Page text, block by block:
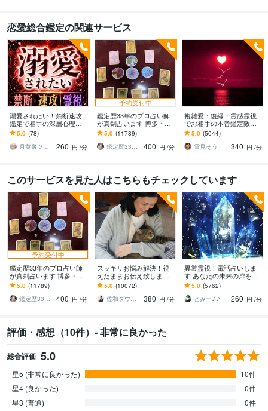
コンサルティング・士業 楽天市場等のＥＣ運営コンサルティング
ラコンサル
恋愛総合鑑定の関連サービス
溺愛されたい！禁断速攻
鑑定で相手の深層心理承
ります 速攻霊視 パート
ナーがあなたに向き合
い、永遠の愛を誓うため
5.0 (78)
月黄泉ツキヨミ《禁断速攻霊視》
260 円 /分
予約受付中
鑑定歴33年のプロ占い師
が真剣占います 博多・廓
屋の純血統占い祈願師
雷鳥
5.0 (11789)
鑑定歴33年のプロ占い師 雷鳥
400 円 /分
複雑愛・復縁・霊感霊視
でお相手の本音鑑定致し
ます 降りて来た言葉をそ
のままお伝えします。
5.0 (5044)
雪見そう
340 円 /分
このサービスを見た人はこちらもチェックしています
予約受付中
鑑定歴33年のプロ占い師
が真剣占います 博多・廓
屋の純血統占い祈願師
雷鳥
5.0 (11789)
鑑定歴33年のプロ占い師 雷鳥
400 円 /分
スッキリお悩み解決！視
えたままお伝え致します
恋愛、結婚、人間関係、
仕事、人生、ペットの気
持ち等◎祈願付き
5.0 (10072)
佐和ダウジング＆スピリットメンター
380 円 /分
異常霊視！電話占いしま
す あなたの未来の扉を開
けます(^^)
5.0 (5762)
とみー♪♪
260 円 /分
評価・感想（10件）- 非常に良かった
総合評価 5.0
星5 (非常に良かった)
10件
星4 (良かった)
0件
星3 (普通)
0件